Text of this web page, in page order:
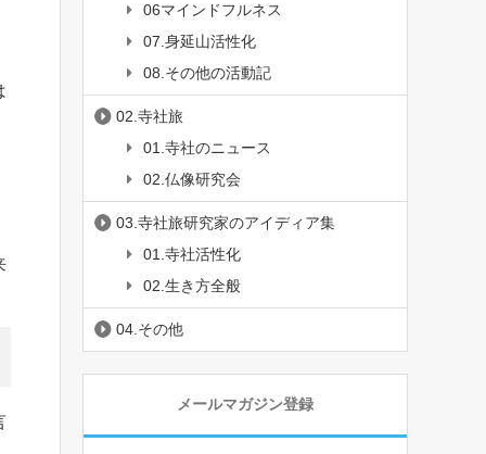
06マインドフルネス
07.身延山活性化
08.その他の活動記
02.寺社旅
01.寺社のニュース
02.仏像研究会
03.寺社旅研究家のアイディア集
01.寺社活性化
02.生き方全般
04.その他
メールマガジン登録